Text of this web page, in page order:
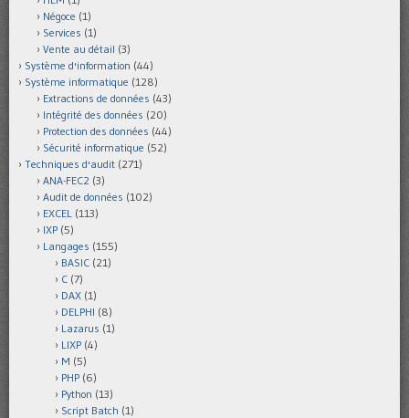
Négoce (1)
Services (1)
Vente au détail (3)
Système d'information (44)
Système informatique (128)
Extractions de données (43)
Intégrité des données (20)
Protection des données (44)
Sécurité informatique (52)
Techniques d'audit (271)
ANA-FEC2 (3)
Audit de données (102)
EXCEL (113)
IXP (5)
Langages (155)
BASIC (21)
C (7)
DAX (1)
DELPHI (8)
Lazarus (1)
LIXP (4)
M (5)
PHP (6)
Python (13)
Script Batch (1)